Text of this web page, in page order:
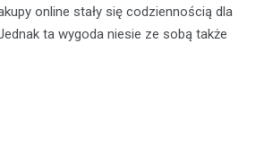
online stały się codziennością dla
ta wygoda niesie ze sobą także